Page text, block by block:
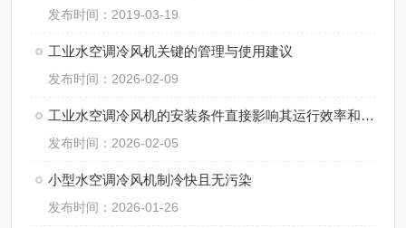
发布时间：2019-03-19
工业水空调冷风机关键的管理与使用建议
发布时间：2026-02-09
工业水空调冷风机的安装条件直接影响其运行效率和使用寿命
发布时间：2026-02-05
小型水空调冷风机制冷快且无污染
发布时间：2026-01-26